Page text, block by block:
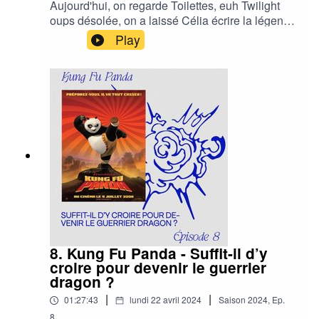
Aujourd'hui, on regarde Toilettes, euh Twilight
oups désolée, on a laissé Célia écrire la légende
cette fois... C'est le teen movie de l'adolescence
pour Célia et Gus, mais le jeune Loris est passé
dans les mailles du filet alors on se devait de
partager avec lui ce chef-d'oeuvre, et il a pas
regretté !Attention c'est chaud !Tous les 15 jours,
c’est comme aller au ciné avec ses potes : on
découvre un film et on y réagit à chaud 🎙️🎬🔥Cet
épisode a été enregistré le 26.02.2024
Play
8. Kung Fu Panda - Suffit-il d’y
croire pour devenir le guerrier
dragon ?
01:27:43 | lundi 22 avril 2024 | Saison 2024, Ep.
8